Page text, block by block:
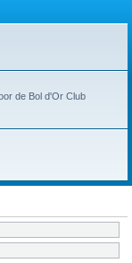
de Bol d'Or Club